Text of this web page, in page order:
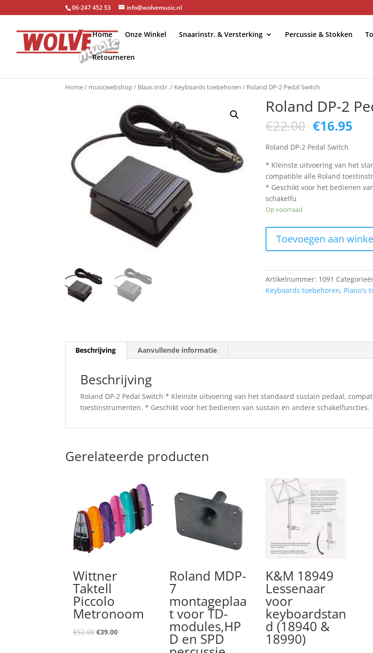
06-247 452 53 info@wolvemusic.nl
Home Onze Winkel Snaarinstr. & Versterking Percussie & Stokken
Retourneren
Home/ musicwebshop/ Blaas instr./ Keyboards toebehoren / Roland DP-2 Pedal Switch
Roland DP-2
€22.00
prijs
was:
€22.00.
€16.95
Roland DP-2 Pedal Switch
* Kleinste uitvoering van het
compatible alle Roland
* Geschikt voor het bedienen
schakelfu
Op voorraad
Switch
aantal
Toevoegen aan
Artikelnummer: 1091
Keyboards toebehoren, Piano's
Beschrijving Aanvullende informatie
Beschrijving
Roland DP-2 Pedal Switch * Kleinste uitvoering van het standaard sustain pedaal,
toestinstrumenten. * Geschikt voor het bedienen van sustain en andere schakelfuncties.
Gerelateerde producten
Wittner
Taktell
Piccolo
Metronoom
€52.00 Oorspronkelijke
€39.00Huidige
Roland MDP-
7
montageplaa
t voor TD-
modules,HP
D en SPD
K&M 18949
Lessenaar
voor
keyboardstan
d (18940 &
18990)